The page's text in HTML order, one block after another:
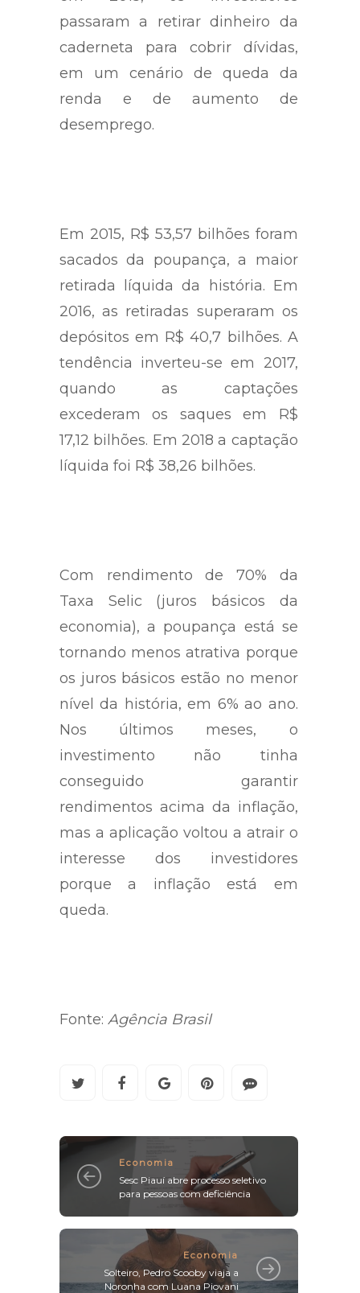
passaram a retirar dinheiro da
caderneta para cobrir dívidas,
em um cenário de queda da
renda e de aumento de
desemprego.
Em 2015, R$ 53,57 bilhões foram
sacados da poupança, a maior
retirada líquida da história. Em
2016, as retiradas superaram os
depósitos em R$ 40,7 bilhões. A
tendência inverteu-se em 2017,
quando as captações
excederam os saques em R$
17,12 bilhões. Em 2018 a captação
líquida foi R$ 38,26 bilhões.
Com rendimento de 70% da
Taxa Selic (juros básicos da
economia), a poupança está se
tornando menos atrativa porque
os juros básicos estão no menor
nível da história, em 6% ao ano.
Nos últimos meses, o
investimento não tinha
conseguido garantir
rendimentos acima da inflação,
mas a aplicação voltou a atrair o
interesse dos investidores
porque a inflação está em
queda.
Fonte: Agência Brasil
Economia
Sesc Piauí abre processo seletivo
para pessoas com deficiência
Economia
Solteiro, Pedro Scooby viaja a
Noronha com Luana Piovani